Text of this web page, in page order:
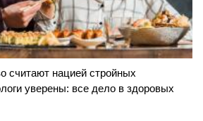
считают нацией стройных
уверены: все дело в здоровых